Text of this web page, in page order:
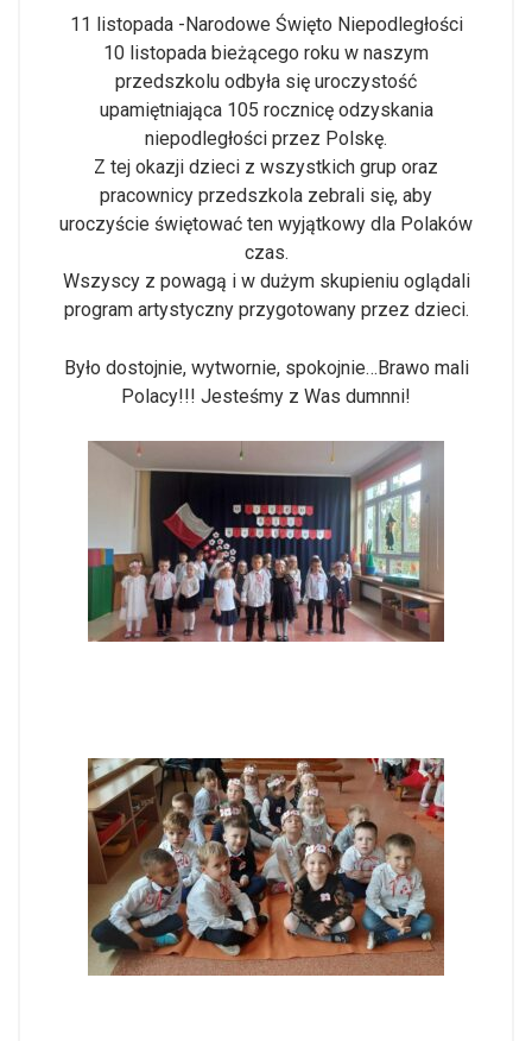
11 listopada -Narodowe Święto Niepodległości
10 listopada bieżącego roku w naszym
przedszkolu odbyła się uroczystość
upamiętniająca 105 rocznicę odzyskania
niepodległości przez Polskę.
Z tej okazji dzieci z wszystkich grup oraz
pracownicy przedszkola zebrali się, aby
uroczyście świętować ten wyjątkowy dla Polaków
czas.
Wszyscy z powagą i w dużym skupieniu oglądali
program artystyczny przygotowany przez dzieci.
Było dostojnie, wytwornie, spokojnie…Brawo mali
Polacy!!! Jesteśmy z Was dumnni!